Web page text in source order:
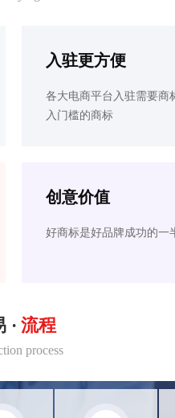
入驻更方便
各大电商平台入驻需要商
入门槛的商标
创意价值
好商标是好品牌成功的一
· 流程
process